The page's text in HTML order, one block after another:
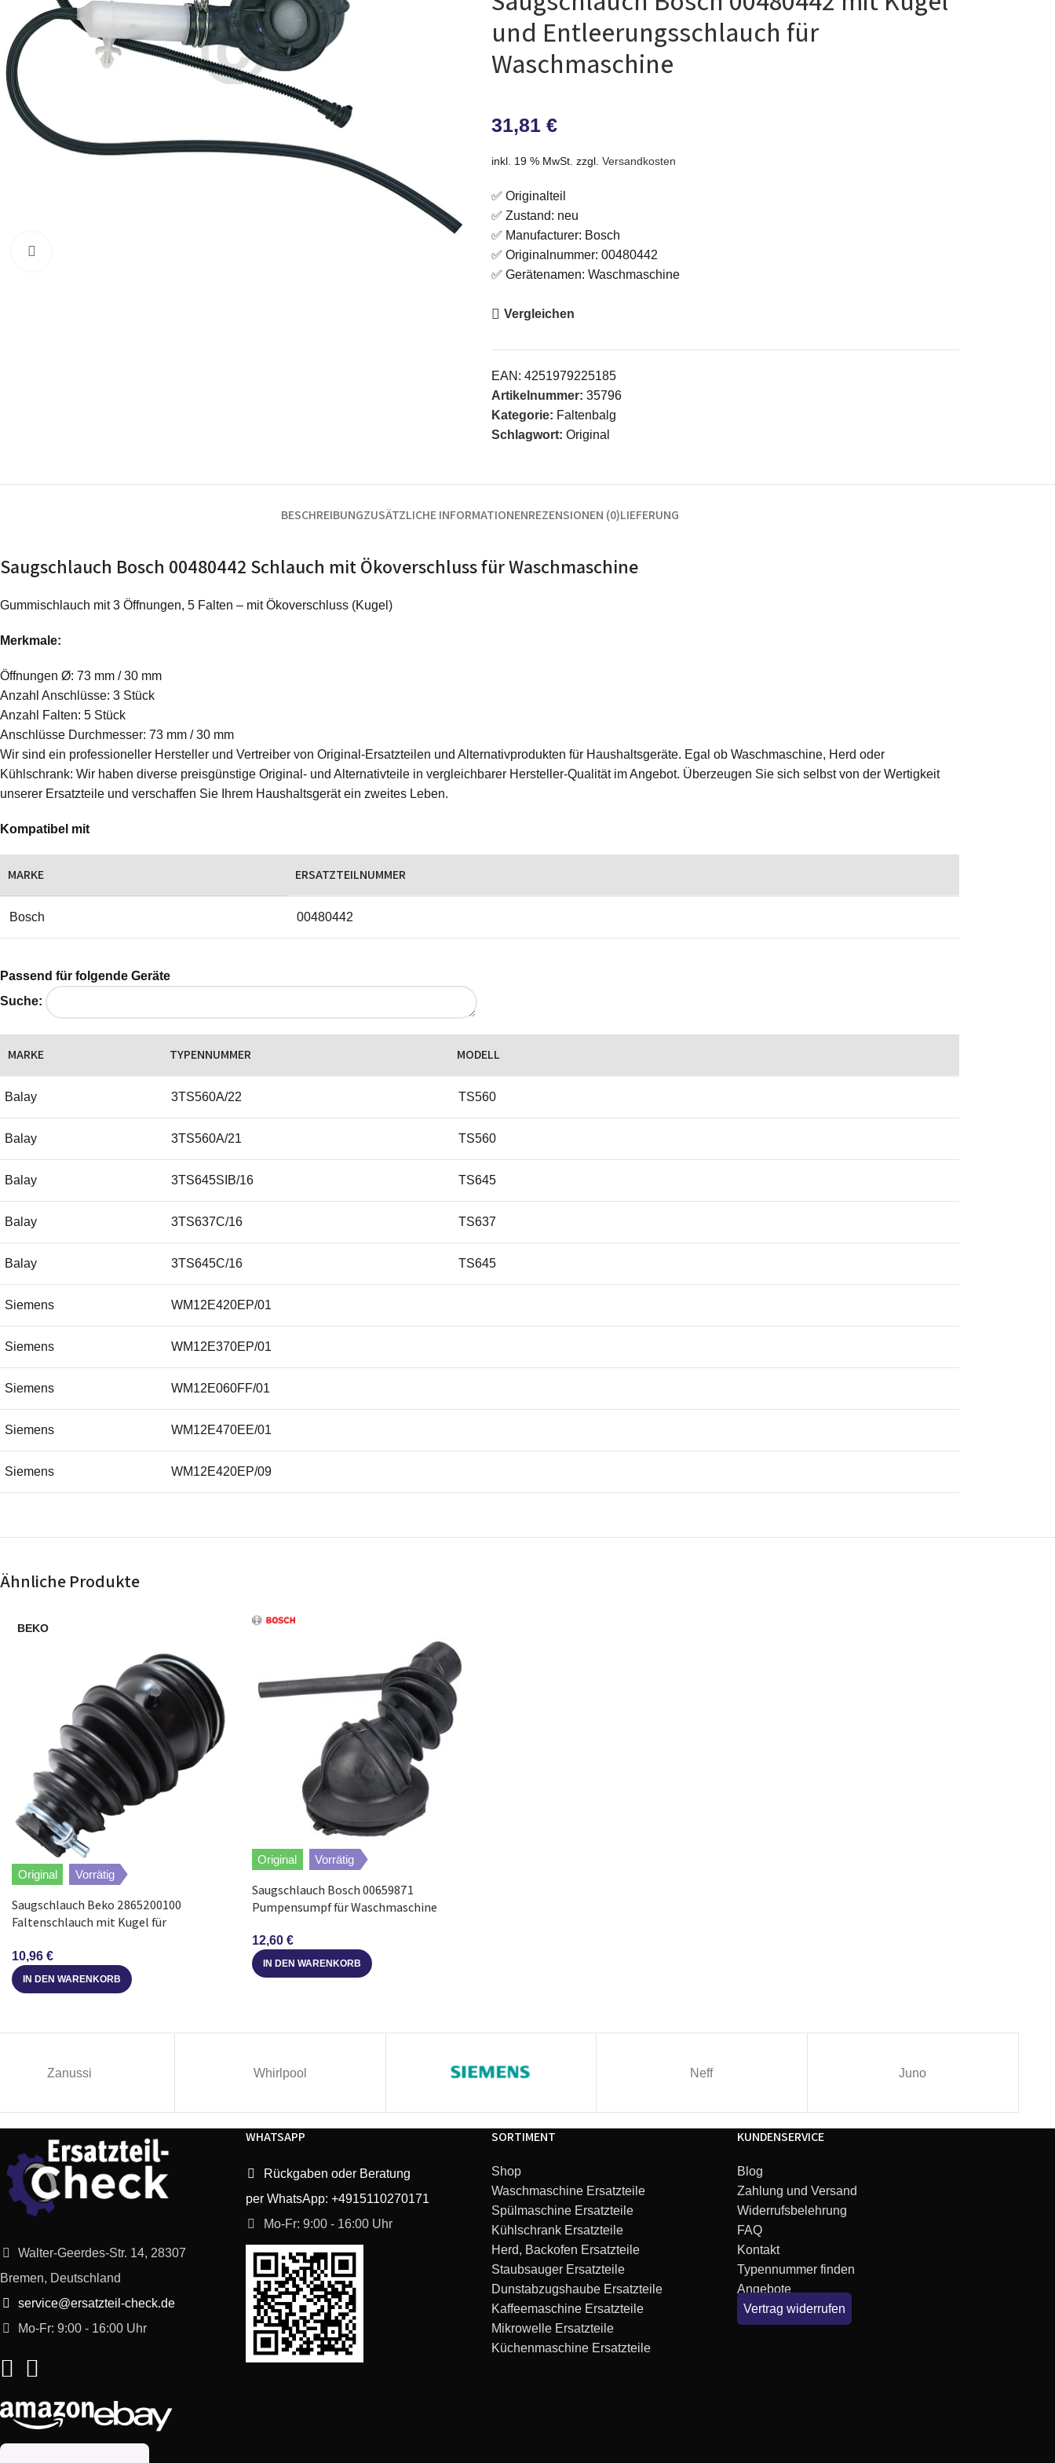
und Entleerungsschlauch für
Waschmaschine
31,81 €
inkl. 19 % MwSt. zzgl. Versandkosten
✅ Originalteil
✅ Zustand: neu
✅ Manufacturer: Bosch
✅ Originalnummer: 00480442
✅ Gerätenamen: Waschmaschine
Vergleichen
EAN: 4251979225185
Artikelnummer: 35796
Kategorie: Faltenbalg
Schlagwort: Original
BESCHREIBUNGZUSÄTZLICHE INFORMATIONENREZENSIONEN (0)LIEFERUNG
Saugschlauch Bosch 00480442 Schlauch mit Ökoverschluss für Waschmaschine
Gummischlauch mit 3 Öffnungen, 5 Falten – mit Ökoverschluss (Kugel)
Merkmale:
Öffnungen Ø: 73 mm / 30 mm
Anzahl Anschlüsse: 3 Stück
Anzahl Falten: 5 Stück
Anschlüsse Durchmesser: 73 mm / 30 mm
Wir sind ein professioneller Hersteller und Vertreiber von Original-Ersatzteilen und Alternativprodukten für Haushaltsgeräte. Egal ob Waschmaschine, Herd oder
Kühlschrank: Wir haben diverse preisgünstige Original- und Alternativteile in vergleichbarer Hersteller-Qualität im Angebot. Überzeugen Sie sich selbst von der Wertigkeit
unserer Ersatzteile und verschaffen Sie Ihrem Haushaltsgerät ein zweites Leben.
Kompatibel mit
MARKE ERSATZTEILNUMMER
Bosch 00480442
Passend für folgende Geräte
Suche:
MARKE TYPENNUMMER MODELL
Balay 3TS560A/22 TS560
Balay 3TS560A/21 TS560
Balay 3TS645SIB/16 TS645
Balay 3TS637C/16 TS637
Balay 3TS645C/16 TS645
Siemens WM12E420EP/01
Siemens WM12E370EP/01
Siemens WM12E060FF/01
Siemens WM12E470EE/01
Siemens WM12E420EP/09
WXLP1264EE/22
WXLP1264EE/21
Siemens WXLP1264EE/01
Siemens
Siemens WXL1293EE/17
Siemens WXL1283EE/01
Siemens
Siemens WXL1283EE/17
Siemens WM12E461EE/01
Siemens WM12E461EE/03
Siemens WM12E460EE/03
WFL2000UK/12 Maxx WFL 2000
Bosch WFL206KGR/23 Maxx for Kids
WAE20462EE/10 F10-E 1000RPM 6KG
Bosch
Ähnliche Produkte
BEKO
Original Vorrätig
Saugschlauch Beko 2865200100
Faltenschlauch mit Kugel für
10,96 €
IN DEN WARENKORB
Original Vorrätig
Saugschlauch Bosch 00659871
Pumpensumpf für Waschmaschine
12,60 €
IN DEN WARENKORB
Zanussi Whirlpool Neff Juno
Walter-Geerdes-Str. 14, 28307
Bremen, Deutschland
service@ersatzteil-check.de
Mo-Fr: 9:00 - 16:00 Uhr
WHATSAPP
Rückgaben oder Beratung
per WhatsApp: +4915110270171
Mo-Fr: 9:00 - 16:00 Uhr
SORTIMENT
Shop
Waschmaschine Ersatzteile
Spülmaschine Ersatzteile
Kühlschrank Ersatzteile
Herd, Backofen Ersatzteile
Staubsauger Ersatzteile
Dunstabzugshaube Ersatzteile
Kaffeemaschine Ersatzteile
Mikrowelle Ersatzteile
Küchenmaschine Ersatzteile
KUNDENSERVICE
Blog
Zahlung und Versand
Widerrufsbelehrung
FAQ
Kontakt
Typennummer finden
Angebote
Vertrag widerrufen